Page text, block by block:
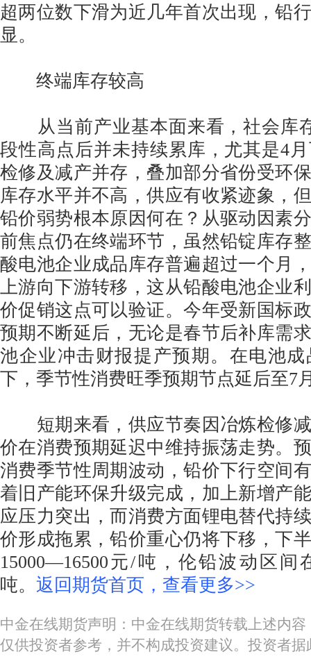
超两位数下滑为近几年首次出现，铅
显。
终端库存较高
从当前产业基本面来看，社会库
段性高点后并未持续累库，尤其是4
检修及减产并存，叠加部分省份受环
库存水平并不高，供应有收紧迹象，
铅价弱势根本原因何在？从驱动因素
前焦点仍在终端环节，虽然铅锭库存
酸电池企业成品库存普遍超过一个月
上游向下游转移，这从铅酸电池企业
价促销这点可以验证。今年受新国标
预期不断延后，无论是春节后补库需
池企业冲击财报提产预期。在电池
下，季节性消费旺季预期节点延后至7
短期来看，供应节奏因冶炼检修减
价在消费预期延迟中维持振荡走势。
消费季节性周期波动，铅价下行空间
着旧产能环保升级完成，加上新增产
应压力突出，而消费方面锂电替代持
价形成拖累，铅价重心仍将下移，下
15000—16500元/吨，伦铅波动区间
吨。 返回期货首页，查看更多>>
中金在线期货声明：中金在线期货转载上述内
仅供投资者参考，并不构成投资建议。投资者